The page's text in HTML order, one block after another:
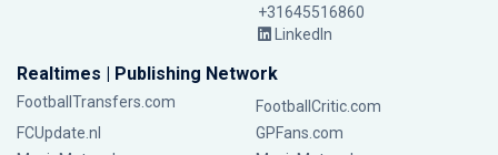
+31645516860
LinkedIn
Realtimes | Publishing Network
FootballTransfers.com
FootballCritic.com
FCUpdate.nl
GPFans.com